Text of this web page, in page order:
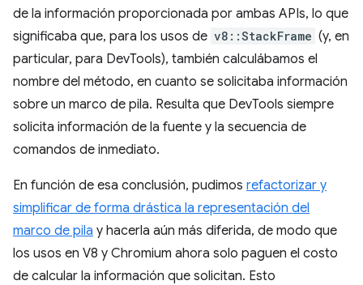
de la información proporcionada por ambas APIs, lo que
significaba que, para los usos de v8::StackFrame (y, en
particular, para DevTools), también calculábamos el
nombre del método, en cuanto se solicitaba información
sobre un marco de pila. Resulta que DevTools siempre
solicita información de la fuente y la secuencia de
comandos de inmediato.
En función de esa conclusión, pudimos refactorizar y
simplificar de forma drástica la representación del
marco de pila y hacerla aún más diferida, de modo que
los usos en V8 y Chromium ahora solo paguen el costo
de calcular la información que solicitan. Esto